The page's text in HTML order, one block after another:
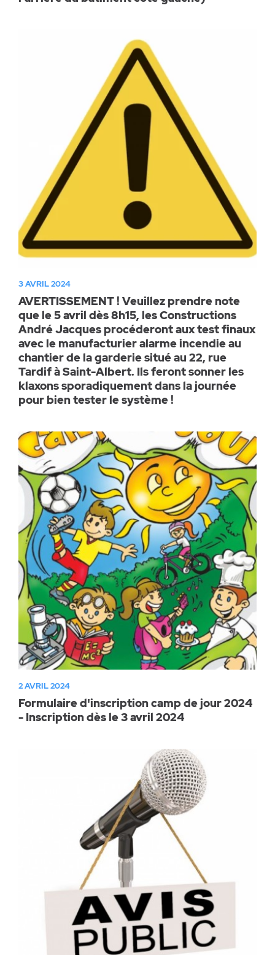
3 AVRIL 2024
AVERTISSEMENT ! Veuillez prendre note
que le 5 avril dès 8h15, les Constructions
André Jacques procéderont aux test finaux
avec le manufacturier alarme incendie au
chantier de la garderie situé au 22, rue
Tardif à Saint-Albert. Ils feront sonner les
klaxons sporadiquement dans la journée
pour bien tester le système !
2 AVRIL 2024
Formulaire d'inscription camp de jour 2024
- Inscription dès le 3 avril 2024